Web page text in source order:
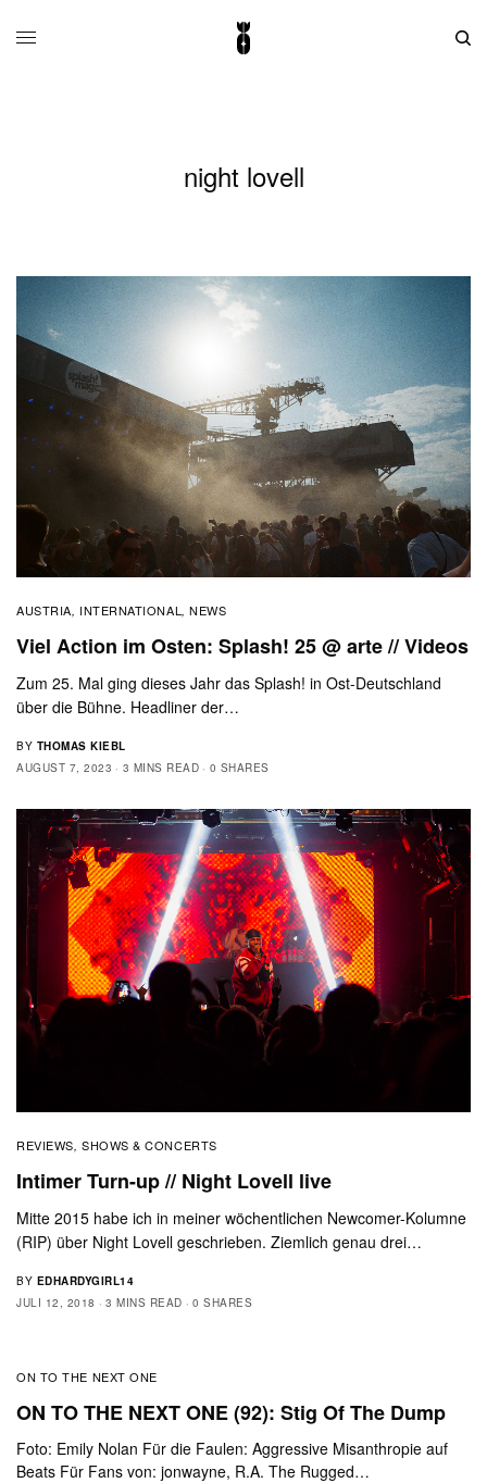
night lovell
AUSTRIA, INTERNATIONAL ,NEWS
Viel Action im Osten: Splash! 25 @ arte // Videos
Zum 25. Mal ging dieses Jahr das Splash! in Ost-Deutschland
über die Bühne. Headliner der…
BY THOMAS KIEBL
AUGUST 7, 2023
3 MINS READ 0 SHARES
REVIEWS, SHOWS & CONCERTS
Intimer Turn-up // Night Lovell live
Mitte 2015 habe ich in meiner wöchentlichen Newcomer-Kolumne
(RIP) über Night Lovell geschrieben. Ziemlich genau drei…
BY EDHARDYGIRL14
JULI 12, 2018
3 MINS READ 0 SHARES
ON TO THE NEXT ONE
ON TO THE NEXT ONE (92): Stig Of The Dump
Foto: Emily Nolan Für die Faulen: Aggressive Misanthropie auf
Beats Für Fans von: jonwayne, R.A. The Rugged…